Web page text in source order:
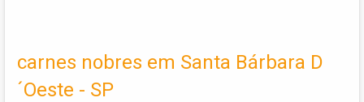
carnes nobres em Santa Bárbara D
´Oeste - SP